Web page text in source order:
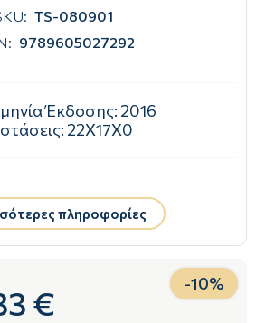
TS-080901
9789605027292
Έκδοσης: 2016
22Χ17Χ0
πληροφορίες
€ -10%